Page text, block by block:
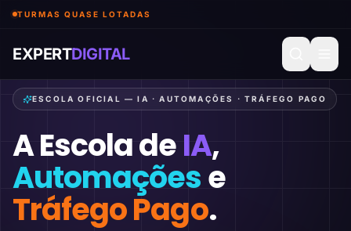
TURMAS QUASE LOTADAS
EXPERTDIGITAL
ESCOLA OFICIAL — IA · AUTOMAÇÕES · TRÁFEGO PAGO
A Escola deIA,
Automaçõese
Tráfego Pago.